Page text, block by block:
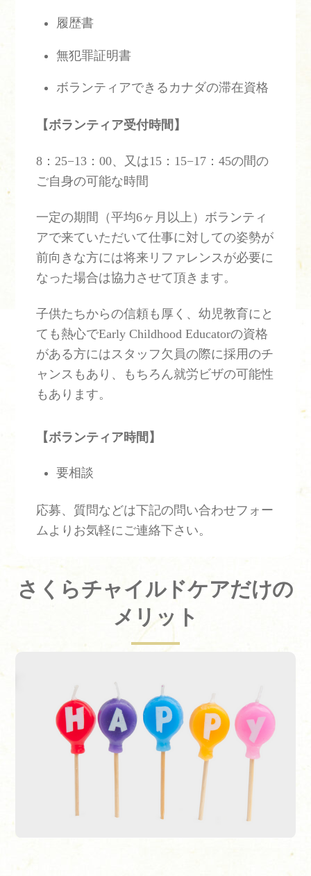
履歴書
無犯罪証明書
ボランティアできるカナダの滞在資格
【ボランティア受付時間】
8：25−13：00、又は15：15−17：45の間の
ご自身の可能な時間
一定の期間（平均6ヶ月以上）ボランティ
アで来ていただいて仕事に対しての姿勢が
前向きな方には将来リファレンスが必要に
なった場合は協力させて頂きます。
子供たちからの信頼も厚く、幼児教育にと
ても熱心でEarly Childhood Educatorの資格
がある方にはスタッフ欠員の際に採用のチ
ャンスもあり、もちろん就労ビザの可能性
もあります。
【ボランティア時間】
要相談
応募、質問などは下記の問い合わせフォー
ムよりお気軽にご連絡下さい。
さくらチャイルドケアだけの
メリット